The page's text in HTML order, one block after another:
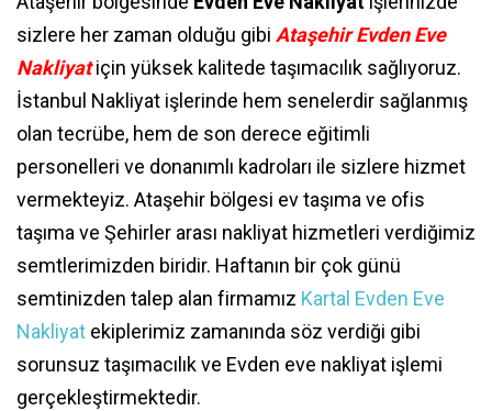
sizlere her zaman olduğu gibi Ataşehir Evden Eve
Nakliyatiçin yüksek kalitede taşımacılık sağlıyoruz.
İstanbul Nakliyat işlerinde hem senelerdir sağlanmış
olan tecrübe, hem de son derece eğitimli
personelleri ve donanımlı kadroları ile sizlere hizmet
vermekteyiz. Ataşehir bölgesi ev taşıma ve ofis
taşıma ve Şehirler arası nakliyat hizmetleri verdiğimiz
semtlerimizden biridir. Haftanın bir çok günü
semtinizden talep alan firmamız Kartal Evden Eve
Nakliyat ekiplerimiz zamanında söz verdiği gibi
sorunsuz taşımacılık ve Evden eve nakliyat işlemi
gerçekleştirmektedir.